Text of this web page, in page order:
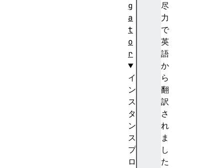
尽
力
で
英
語
か
ら
翻
訳
さ
れ
ま
し
た
g
a
t
o
r
イ
ン
ス
タ
ン
ス
プ
ロ